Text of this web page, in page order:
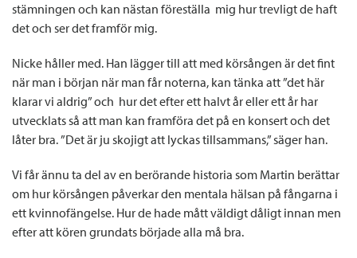
stämningen och kan nästan föreställa mig hur trevligt de haft
det och ser det framför mig.
Nicke håller med. Han lägger till att med körsången är det fint
när man i början när man får noterna, kan tänka att ”det här
klarar vi aldrig” och hur det efter ett halvt år eller ett år har
utvecklats så att man kan framföra det på en konsert och det
låter bra. ”Det är ju skojigt att lyckas tillsammans,” säger han.
Vi får ännu ta del av en berörande historia som Martin berättar
om hur körsången påverkar den mentala hälsan på fångarna i
ett kvinnofängelse. Hur de hade mått väldigt dåligt innan men
efter att kören grundats började alla må bra.